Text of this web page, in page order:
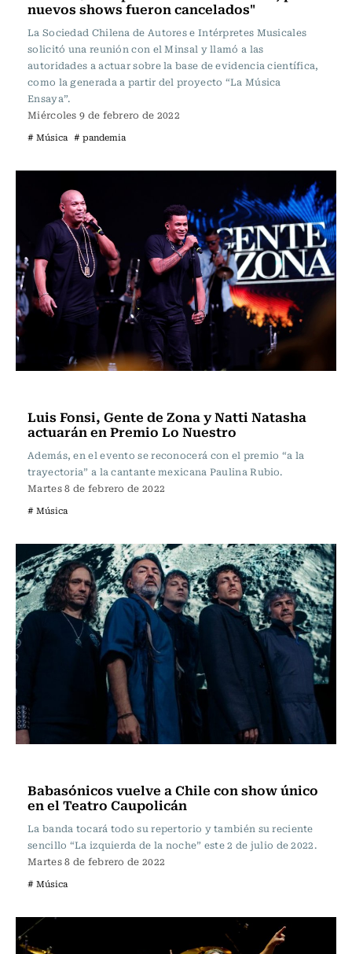
nuevos shows fueron cancelados"
La Sociedad Chilena de Autores e Intérpretes Musicales
solicitó una reunión con el Minsal y llamó a las
autoridades a actuar sobre la base de evidencia científica,
como la generada a partir del proyecto “La Música
Ensaya”.
Miércoles 9 de febrero de 2022
# Música # pandemia
Luis Fonsi, Gente de Zona y Natti Natasha
actuarán en Premio Lo Nuestro
Además, en el evento se reconocerá con el premio “a la
trayectoria” a la cantante mexicana Paulina Rubio.
Martes 8 de febrero de 2022
# Música
Babasónicos vuelve a Chile con show único
en el Teatro Caupolicán
La banda tocará todo su repertorio y también su reciente
sencillo “La izquierda de la noche” este 2 de julio de 2022.
Martes 8 de febrero de 2022
# Música